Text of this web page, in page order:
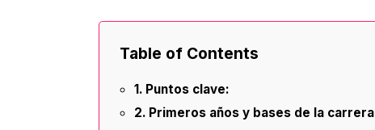
Table of Contents
Puntos clave:
Primeros años y bases de la carrera